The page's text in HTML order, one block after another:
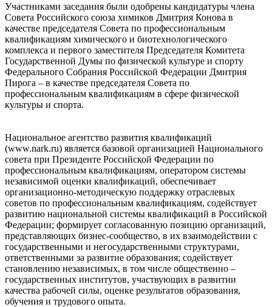
Участниками заседания были одобрены кандидатуры члена
Совета Российского союза химиков Дмитрия Конова в
качестве председателя Совета по профессиональным
квалификациям химического и биотехнологического
комплекса и первого заместителя Председателя Комитета
Государственной Думы по физической культуре и спорту
Федерального Собрания Российской Федерации Дмитрия
Пирога – в качестве председателя Совета по
профессиональным квалификациям в сфере физической
культуры и спорта.
Национальное агентство развития квалификаций
(www.nark.ru) является базовой организацией Национального
совета при Президенте Российской Федерации по
профессиональным квалификациям, оператором системы
независимой оценки квалификаций, обеспечивает
организационно-методическую поддержку отраслевых
советов по профессиональным квалификациям, содействует
развитию национальной системы квалификаций в Российской
Федерации; формирует согласованную позицию организаций,
представляющих бизнес-сообщество, в их взаимодействии с
государственными и негосударственными структурами,
ответственными за развитие образования; содействует
становлению независимых, в том числе общественно –
государственных институтов, участвующих в развитии
качества рабочей силы, оценке результатов образования,
обучения и трудового опыта.